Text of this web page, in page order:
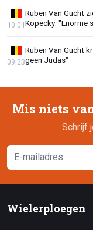
Ruben Van Gucht
Kopecky: "Enorme
10:01
Ruben Van Gucht
geen Judas"
09:23
Mis niets
Schrijf
Wielerploegen